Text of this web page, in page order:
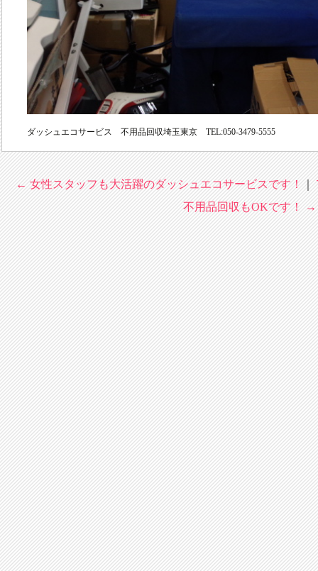
ダッシュエコサービス 不用品回収埼玉東京 TEL:050-3479-5555
Post
navigation
←女性スタッフも大活躍のダッシュエコサービスです！｜
不用品回収もOKです！→